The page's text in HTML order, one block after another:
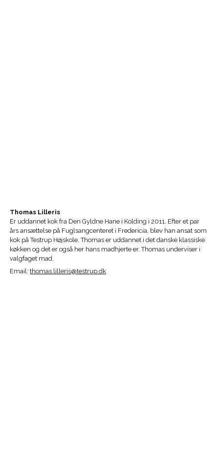
Thomas Lilleris
Er uddannet kok fra Den Gyldne Hane i Kolding i 2011. Efter et par
års ansættelse på Fuglsangcenteret i Fredericia, blev han ansat som
kok på Testrup Højskole. Thomas er uddannet i det danske klassiske
køkken og det er også her hans madhjerte er. Thomas underviser i
valgfaget mad.
Email: thomas.lilleris@testrup.dk